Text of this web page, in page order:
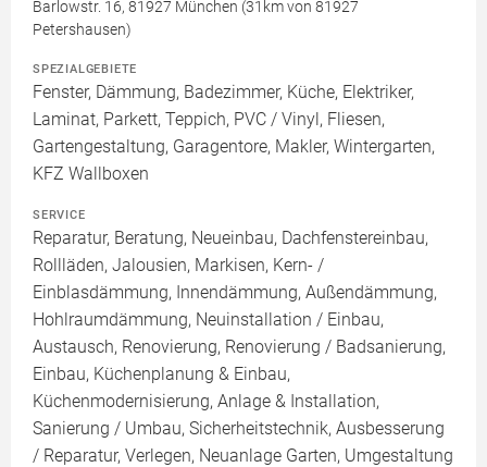
Barlowstr. 16, 81927 München (31km von 81927
Petershausen)
SPEZIALGEBIETE
Fenster, Dämmung, Badezimmer, Küche, Elektriker,
Laminat, Parkett, Teppich, PVC / Vinyl, Fliesen,
Gartengestaltung, Garagentore, Makler, Wintergarten,
KFZ Wallboxen
SERVICE
Reparatur, Beratung, Neueinbau, Dachfenstereinbau,
Rollläden, Jalousien, Markisen, Kern- /
Einblasdämmung, Innendämmung, Außendämmung,
Hohlraumdämmung, Neuinstallation / Einbau,
Austausch, Renovierung, Renovierung / Badsanierung,
Einbau, Küchenplanung & Einbau,
Küchenmodernisierung, Anlage & Installation,
Sanierung / Umbau, Sicherheitstechnik, Ausbesserung
/ Reparatur, Verlegen, Neuanlage Garten, Umgestaltung